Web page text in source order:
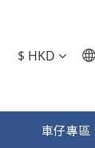
$ HKD
車仔專區